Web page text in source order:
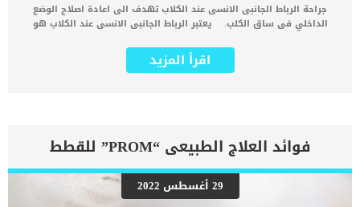
جراحة الرباط الجانبى الانسى عند الكلاب تهدف الى اعادة اصلاح الوضع
الداخلي فى ساق الكلب. يعتبر الرباط الجانبى الانسى عند الكلاب هو
وقيامها بوظائفها. اقرأ ايضا: كسر الساق عند الكلاب .. التشخيص والعلاج
تعتبر جراحة الرباط الجانبى الانسى عند الكلاب إجراء طبي يستخدم لتصحيح
التالفة من خلال استخدام خيوط وثقوب محفورة ومسامير لتثبيت الرباط
بالعظم عند الكلب. تعتبر التقنية المستخدمة لإتمام هذه العملية مختلفة
نوعا ما عن الجراحة التقليدية وكما ذكرنا تحتاج الى طبيب بيطرى متخصص.
إجراءات جراحة الرباط الجانبى الانسى عند الكلاب كما ذكرنا ان هذه
العملية تحتاج الى تكنيك مختلف لضمان نجاحها ويتضمن ذلك استخدام
اقرأ المزيد
فوائد العلاج الطبيعى “PROM” للقطط
29 أغسطس 2022